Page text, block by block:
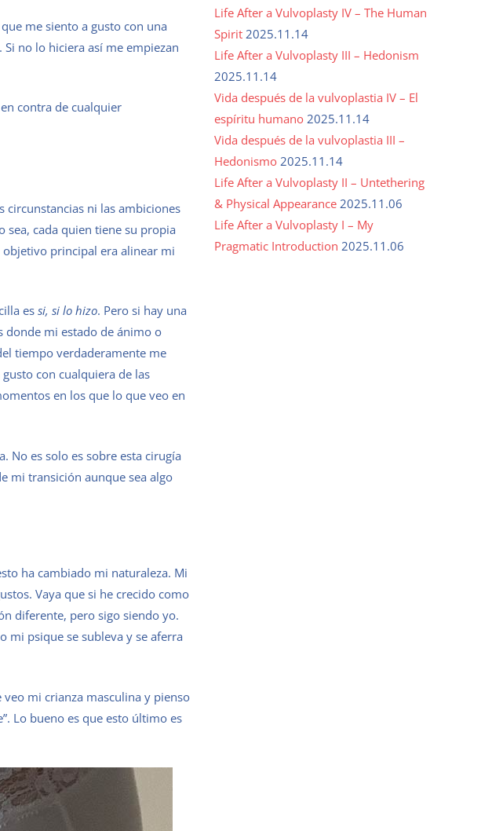
me siento a gusto con una
no lo hiciera así me empiezan
contra de cualquier
circunstancias ni las ambiciones
sea, cada quien tiene su propia
principal era alinear mi
es si, si lo hizo. Pero si hay una
donde mi estado de ánimo o
tiempo verdaderamente me
con cualquiera de las
en los que lo que veo en
No es solo es sobre esta cirugía
mi transición aunque sea algo
ha cambiado mi naturaleza. Mi
Vaya que si he crecido como
diferente, pero sigo siendo yo.
mi psique se subleva y se aferra
mi crianza masculina y pienso
Lo bueno es que esto último es
Life After a Vulvoplasty IV – The Human
Spirit 2025.11.14
Life After a Vulvoplasty III – Hedonism
2025.11.14
Vida después de la vulvoplastia IV – El
espíritu humano 2025.11.14
Vida después de la vulvoplastia III –
Hedonismo 2025.11.14
Life After a Vulvoplasty II – Untethering
& Physical Appearance 2025.11.06
Life After a Vulvoplasty I – My
Pragmatic Introduction 2025.11.06